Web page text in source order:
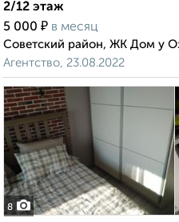
2/12 этаж
5 000 ₽ в месяц
Советский район, ЖК Дом у
Агентство, 23.08.2022
8